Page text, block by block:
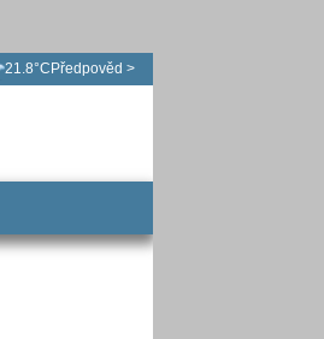
21.8°C Předpověd >